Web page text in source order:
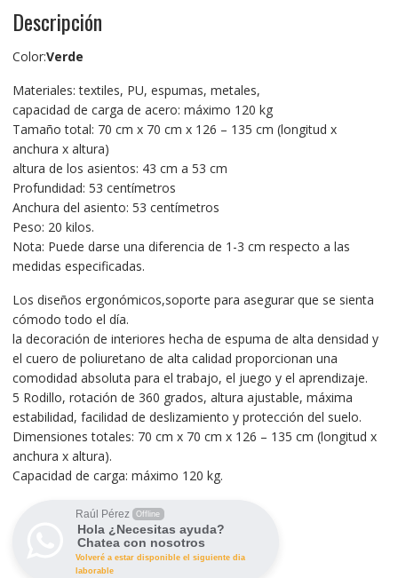
Descripción
Color:Verde
Materiales: textiles, PU, espumas, metales,
capacidad de carga de acero: máximo 120 kg
Tamaño total: 70 cm x 70 cm x 126 – 135 cm (longitud x
anchura x altura)
altura de los asientos: 43 cm a 53 cm
Profundidad: 53 centímetros
Anchura del asiento: 53 centímetros
Peso: 20 kilos.
Nota: Puede darse una diferencia de 1-3 cm respecto a las
medidas especificadas.
Los diseños ergonómicos,soporte para asegurar que se sienta
cómodo todo el día.
la decoración de interiores hecha de espuma de alta densidad y
el cuero de poliuretano de alta calidad proporcionan una
comodidad absoluta para el trabajo, el juego y el aprendizaje.
5 Rodillo, rotación de 360 grados, altura ajustable, máxima
estabilidad, facilidad de deslizamiento y protección del suelo.
Dimensiones totales: 70 cm x 70 cm x 126 – 135 cm (longitud x
anchura x altura).
Capacidad de carga: máximo 120 kg.
Raúl Pérez Offline
Hola ¿Necesitas ayuda?
Chatea con nosotros
Volveré a estar disponible el siguiente dia
laborable